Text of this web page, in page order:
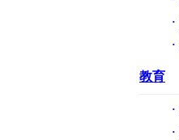
教育